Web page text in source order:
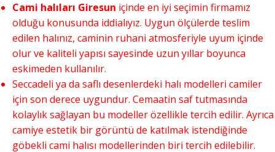
Cami halıları Giresun içinde en iyi seçimin firmamız
olduğu konusunda iddialıyız. Uygun ölçülerde teslim
edilen halınız, caminin ruhani atmosferiyle uyum içinde
olur ve kaliteli yapısı sayesinde uzun yıllar boyunca
eskimeden kullanılır.
Seccadeli ya da saflı desenlerdeki halı modelleri camiler
için son derece uygundur. Cemaatin saf tutmasında
kolaylık sağlayan bu modeller özellikle tercih edilir. Ayrıca
camiye estetik bir görüntü de katılmak istendiğinde
göbekli cami halısı modellerinden biri tercih edilebilir.